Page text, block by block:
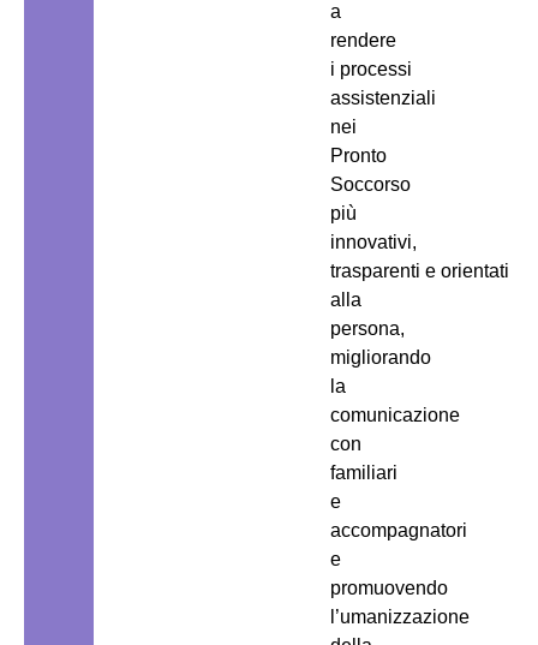
a
rendere
i processi
assistenziali
nei
Pronto
Soccorso
più
innovativi,
trasparenti e orientati
alla
persona,
migliorando
la
comunicazione
con
familiari
e
accompagnatori
e
promuovendo
l’umanizzazione